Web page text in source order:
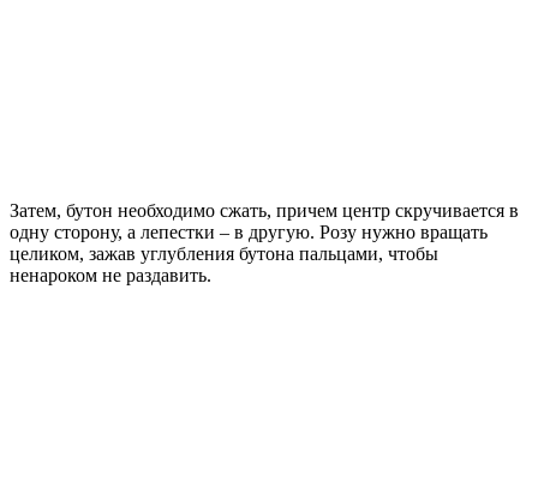
Затем, бутон необходимо сжать, причем центр скручивается в
одну сторону, а лепестки – в другую. Розу нужно вращать
целиком, зажав углубления бутона пальцами, чтобы
ненароком не раздавить.